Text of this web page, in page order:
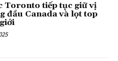
Toronto tiếp tục giữ vị
đầu Canada và lọt top